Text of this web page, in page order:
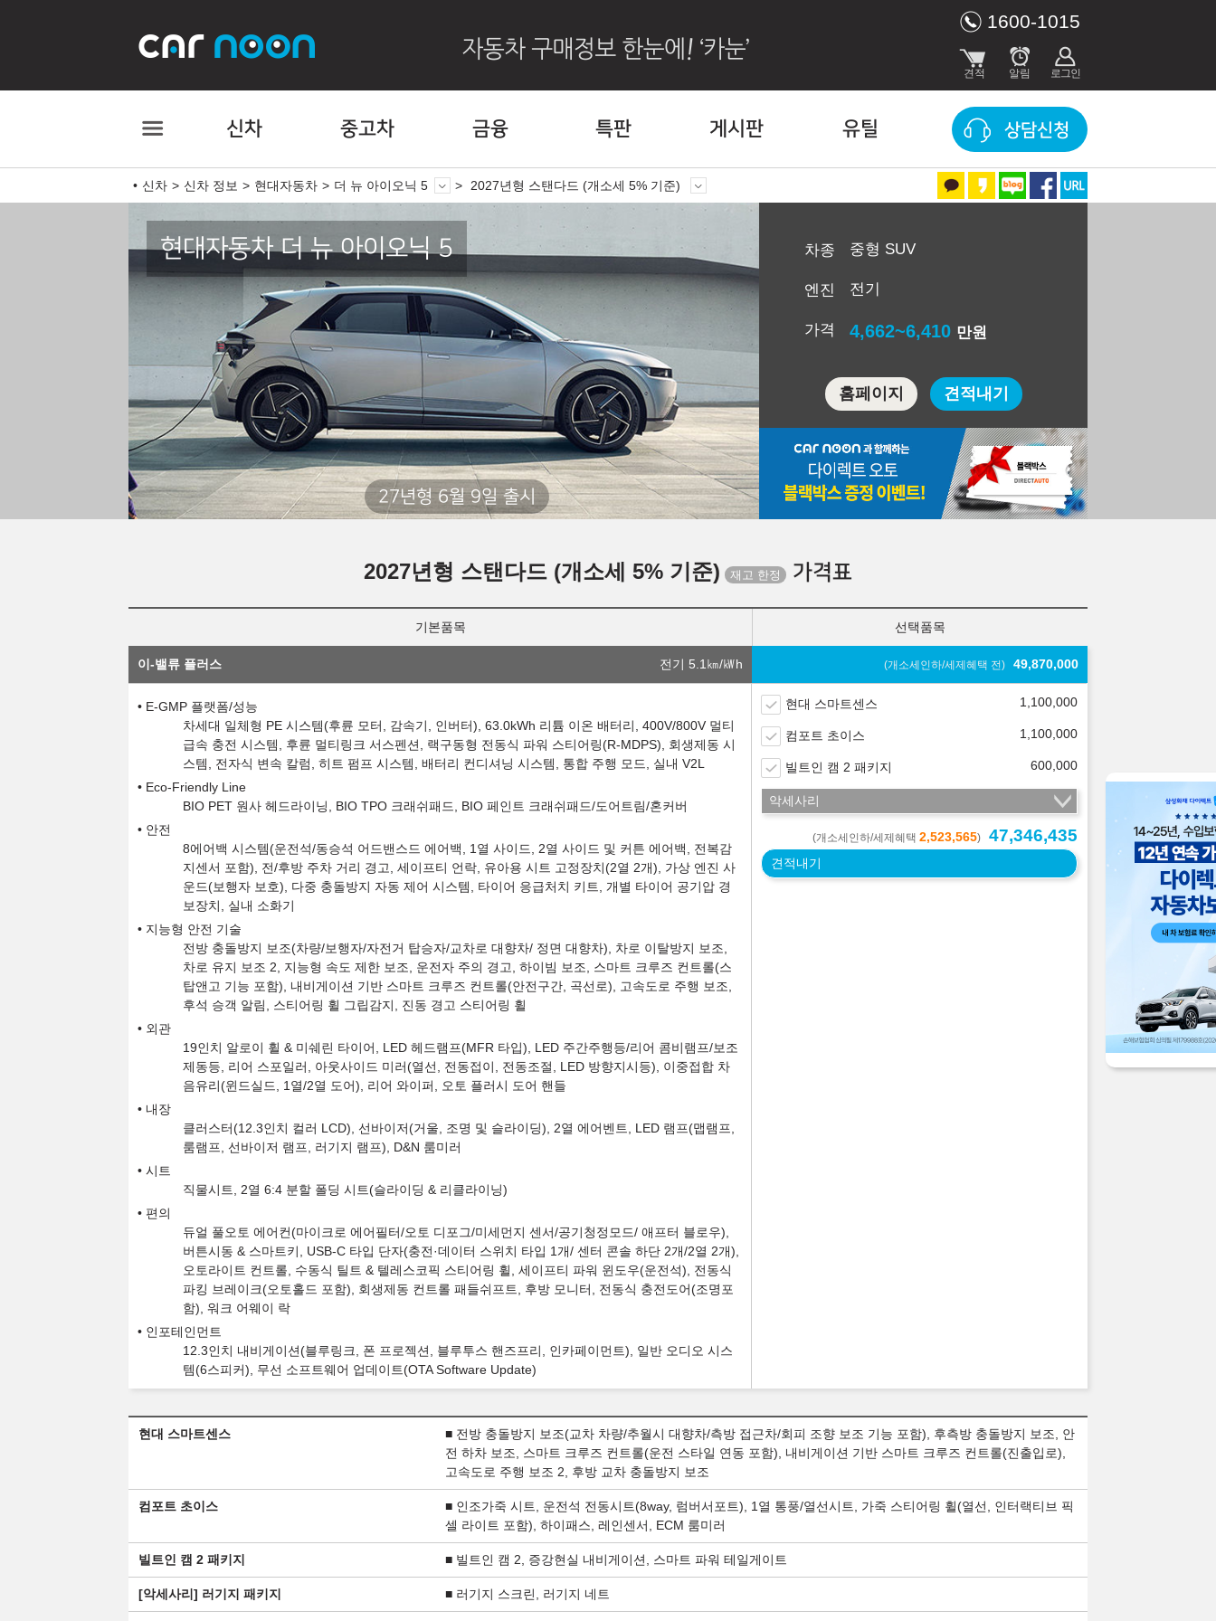
1600-1015
신차 중고차 금융 특판 게시판 유틸 상담신청
신차 신차 정보 현대자동차 더 뉴 아이오닉 5 2027년형 스탠다드 (개소세 5% 기준)
현대자동차 더 뉴 아이오닉 5
27년형 6월 9일 출시
차종 중형 SUV
엔진 전기
가격 4,662~6,410 만원
홈페이지 견적내기
2027년형 스탠다드 (개소세 5% 기준) 가격표
기본품목 선택품목
이-밸류 플러스 전기 5.1 ㎞/㎾h (개소세인하/세제혜택 전) 49,870,000
E-GMP 플랫폼/성능
차세대 일체형 PE 시스템(후륜 모터, 감속기, 인버터), 63.0kWh 리튬 이온 배터리, 400V/800V 멀티
급속 충전 시스템, 후륜 멀티링크 서스펜션, 랙구동형 전동식 파워 스티어링(R-MDPS), 회생제동 시
스템, 전자식 변속 칼럼, 히트 펌프 시스템, 배터리 컨디셔닝 시스템, 통합 주행 모드, 실내 V2L
Eco-Friendly Line
BIO PET 원사 헤드라이닝, BIO TPO 크래쉬패드, BIO 페인트 크래쉬패드/도어트림/혼커버
안전
8에어백 시스템(운전석/동승석 어드밴스드 에어백, 1열 사이드, 2열 사이드 및 커튼 에어백, 전복감
지센서 포함), 전/후방 주차 거리 경고, 세이프티 언락, 유아용 시트 고정장치(2열 2개), 가상 엔진 사
운드(보행자 보호), 다중 충돌방지 자동 제어 시스템, 타이어 응급처치 키트, 개별 타이어 공기압 경
보장치, 실내 소화기
지능형 안전 기술
전방 충돌방지 보조(차량/보행자/자전거 탑승자/교차로 대향차/ 정면 대향차), 차로 이탈방지 보조,
차로 유지 보조 2, 지능형 속도 제한 보조, 운전자 주의 경고, 하이빔 보조, 스마트 크루즈 컨트롤(스
탑앤고 기능 포함), 내비게이션 기반 스마트 크루즈 컨트롤(안전구간, 곡선로), 고속도로 주행 보조,
후석 승객 알림, 스티어링 휠 그립감지, 진동 경고 스티어링 휠
외관
19인치 알로이 휠 & 미쉐린 타이어, LED 헤드램프(MFR 타입), LED 주간주행등/리어 콤비램프/보조
제동등, 리어 스포일러, 아웃사이드 미러(열선, 전동접이, 전동조절, LED 방향지시등), 이중접합 차
음유리(윈드실드, 1열/2열 도어), 리어 와이퍼, 오토 플러시 도어 핸들
내장
클러스터(12.3인치 컬러 LCD), 선바이저(거울, 조명 및 슬라이딩), 2열 에어벤트, LED 램프(맵램프,
룸램프, 선바이저 램프, 러기지 램프), D&N 룸미러
시트
직물시트, 2열 6:4 분할 폴딩 시트(슬라이딩 & 리클라이닝)
편의
듀얼 풀오토 에어컨(마이크로 에어필터/오토 디포그/미세먼지 센서/공기청정모드/ 애프터 블로우),
버튼시동 & 스마트키, USB-C 타입 단자(충전·데이터 스위치 타입 1개/ 센터 콘솔 하단 2개/2열 2개),
오토라이트 컨트롤, 수동식 틸트 & 텔레스코픽 스티어링 휠, 세이프티 파워 윈도우(운전석), 전동식
파킹 브레이크(오토홀드 포함), 회생제동 컨트롤 패들쉬프트, 후방 모니터, 전동식 충전도어(조명포
함), 워크 어웨이 락
인포테인먼트
12.3인치 내비게이션(블루링크, 폰 프로젝션, 블루투스 핸즈프리, 인카페이먼트), 일반 오디오 시스
템(6스피커), 무선 소프트웨어 업데이트(OTA Software Update)
현대 스마트센스 1,100,000
컴포트 초이스 1,100,000
빌트인 캠 2 패키지 600,000
악세사리
(개소세인하/세제혜택 2,523,565) 47,346,435
견적내기
현대 스마트센스
■ 전방 충돌방지 보조(교차 차량/추월시 대향차/측방 접근차/회피 조향 보조 기능 포함), 후측방 충돌방지 보조, 안
전 하차 보조, 스마트 크루즈 컨트롤(운전 스타일 연동 포함), 내비게이션 기반 스마트 크루즈 컨트롤(진출입로),
고속도로 주행 보조 2, 후방 교차 충돌방지 보조
컴포트 초이스
■ 인조가죽 시트, 운전석 전동시트(8way, 럼버서포트), 1열 통풍/열선시트, 가죽 스티어링 휠(열선, 인터랙티브 픽
셀 라이트 포함), 하이패스, 레인센서, ECM 룸미러
빌트인 캠 2 패키지 ■ 빌트인 캠 2, 증강현실 내비게이션, 스마트 파워 테일게이트
[악세사리] 러기지 패키지 ■ 러기지 스크린, 러기지 네트